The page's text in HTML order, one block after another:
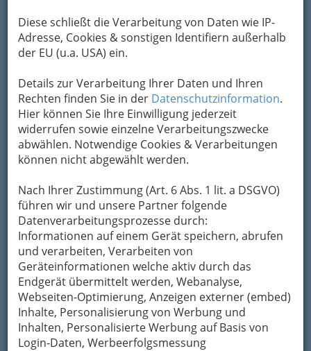
Diese schließt die Verarbeitung von Daten wie IP-
Adresse, Cookies & sonstigen Identifiern außerhalb
der EU (u.a. USA) ein.
Details zur Verarbeitung Ihrer Daten und Ihren
Rechten finden Sie in der Datenschutzinformation.
Hier können Sie Ihre Einwilligung jederzeit
widerrufen sowie einzelne Verarbeitungszwecke
abwählen. Notwendige Cookies & Verarbeitungen
können nicht abgewählt werden.
Nach Ihrer Zustimmung (Art. 6 Abs. 1 lit. a DSGVO)
führen wir und unsere Partner folgende
Datenverarbeitungsprozesse durch:
Informationen auf einem Gerät speichern, abrufen
und verarbeiten, Verarbeiten von
Geräteinformationen welche aktiv durch das
Endgerät übermittelt werden, Webanalyse,
Webseiten-Optimierung, Anzeigen externer (embed)
Inhalte, Personalisierung von Werbung und
Inhalten, Personalisierte Werbung auf Basis von
Login-Daten, Werbeerfolgsmessung
Bezirksauswahl
Alle Bezirke
Josef Nestler KG
Kärntner Straße 127, 8053 Graz-Neuhart
+43 316 271 146
+43 316 271 146 - 4
E-Mail
Karte & Routenplaner
Kategorien